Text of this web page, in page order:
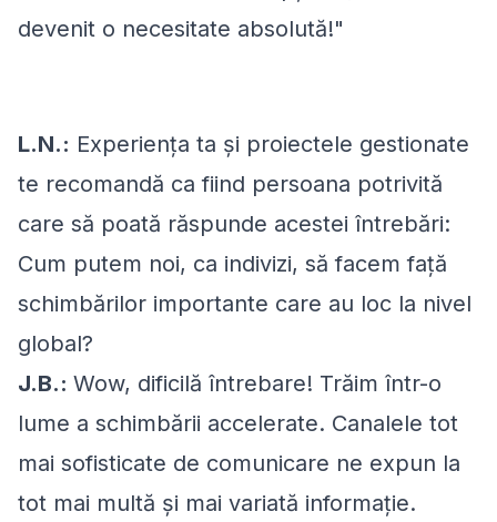
devenit o necesitate absolută!"
L.N.: Experiența ta și proiectele gestionate
te recomandă ca fiind persoana potrivită
care să poată răspunde acestei întrebări:
Cum putem noi, ca indivizi, să facem față
schimbărilor importante care au loc la nivel
global?
J.B.: Wow, dificilă întrebare! Trăim într-o
lume a schimbării accelerate. Canalele tot
mai sofisticate de comunicare ne expun la
tot mai multă și mai variată informație.